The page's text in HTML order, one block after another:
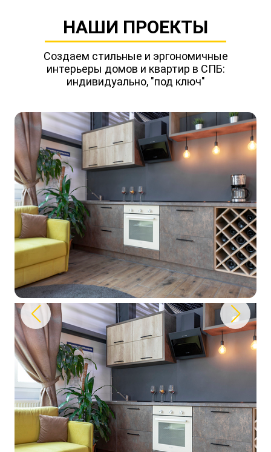
НАШИ ПРОЕКТЫ
Создаем стильные и эргономичные
интерьеры домов и квартир в СПБ:
индивидуально, "под ключ"